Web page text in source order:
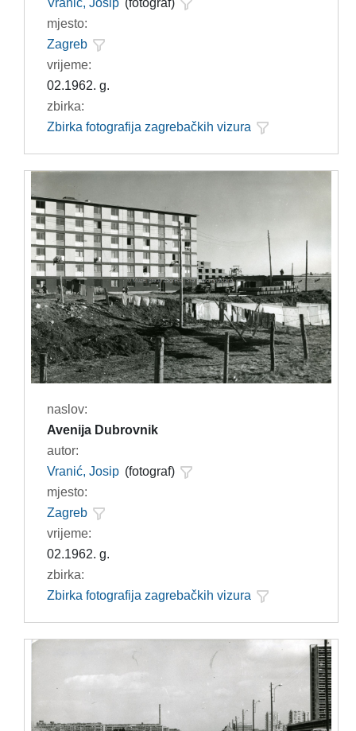
Vranić, Josip (fotograf)
mjesto:
Zagreb
vrijeme:
02.1962. g.
zbirka:
Zbirka fotografija zagrebačkih vizura
naslov:
Avenija Dubrovnik
autor:
Vranić, Josip (fotograf)
mjesto:
Zagreb
vrijeme:
02.1962. g.
zbirka:
Zbirka fotografija zagrebačkih vizura